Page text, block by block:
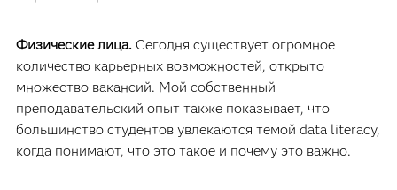
Физические лица.Сегодня существует огромное
количество карьерных возможностей, открыто
множество вакансий. Мой собственный
преподавательский опыт также показывает, что
большинство студентов увлекаются темой data literacy,
когда понимают, что это такое и почему это важно.